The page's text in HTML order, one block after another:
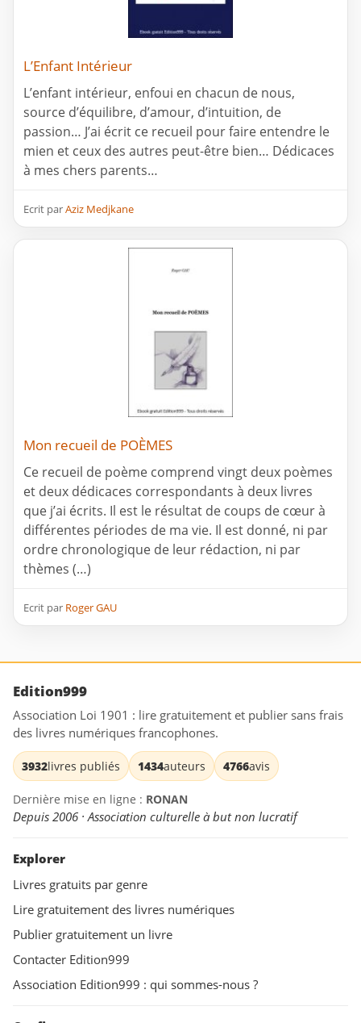
L’Enfant Intérieur
L’enfant intérieur, enfoui en chacun de nous,
source d’équilibre, d’amour, d’intuition, de
passion… J’ai écrit ce recueil pour faire entendre le
mien et ceux des autres peut-être bien… Dédicaces
à mes chers parents…
Ecrit parAziz Medjkane
Mon recueil de POÈMES
Ce recueil de poème comprend vingt deux poèmes
et deux dédicaces correspondants à deux livres
que j’ai écrits. Il est le résultat de coups de cœur à
différentes périodes de ma vie. Il est donné, ni par
ordre chronologique de leur rédaction, ni par
thèmes (…)
Ecrit par Roger GAU
Edition999
Association Loi 1901 : lire gratuitement et publier sans frais
des livres numériques francophones.
3932livres publiés 1434auteurs 4766avis
Dernière mise en ligne : RONAN
Depuis 2006 · Association culturelle à but non lucratif
Explorer
Livres gratuits par genre
Lire gratuitement des livres numériques
Publier gratuitement un livre
Contacter Edition999
Association Edition999 : qui sommes-nous ?